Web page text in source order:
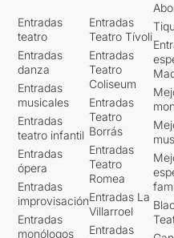
Entradas
teatro
Entradas
danza
Entradas
musicales
Entradas
teatro infantil
Entradas
ópera
Entradas
improvisación
Entradas
monólogos
Entradas
Teatro Tívoli
Entradas
Teatro
Coliseum
Entradas
Teatro
Borrás
Entradas
Teatro
Romea
Entradas La
Villarroel
Entradas